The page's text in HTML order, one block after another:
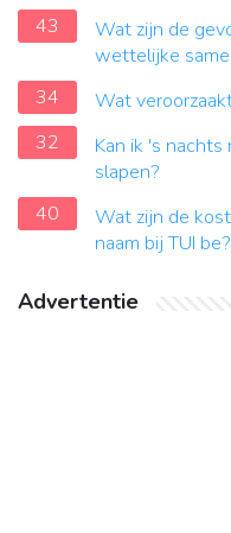
43
Wat zijn de
wettelijke
34
Wat
32
Kan ik 's
slapen?
40
Wat zijn de
naam bij TUI be?
Advertentie